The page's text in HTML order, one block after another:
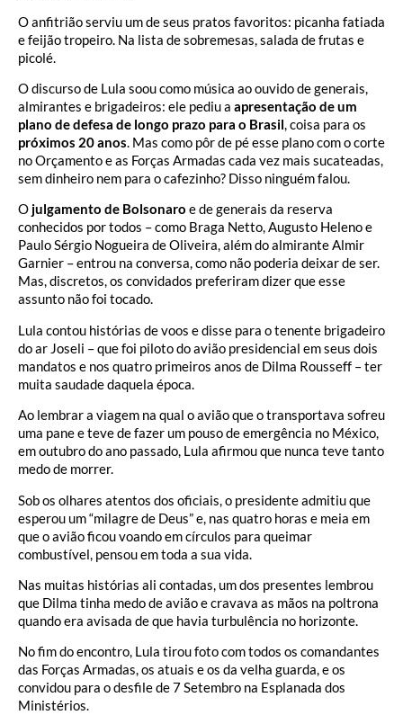
O anfitrião serviu um de seus pratos favoritos: picanha fatiada
e feijão tropeiro. Na lista de sobremesas, salada de frutas e
picolé.
O discurso de Lula soou como música ao ouvido de generais,
almirantes e brigadeiros: ele pediu a apresentação de um
plano de defesa de longo prazo para o Brasil, coisa para os
próximos 20 anos. Mas como pôr de pé esse plano com o corte
no Orçamento e as Forças Armadas cada vez mais sucateadas,
sem dinheiro nem para o cafezinho? Disso ninguém falou.
O julgamento de Bolsonaro e de generais da reserva
conhecidos por todos – como Braga Netto, Augusto Heleno e
Paulo Sérgio Nogueira de Oliveira, além do almirante Almir
Garnier – entrou na conversa, como não poderia deixar de ser.
Mas, discretos, os convidados preferiram dizer que esse
assunto não foi tocado.
Lula contou histórias de voos e disse para o tenente brigadeiro
do ar Joseli – que foi piloto do avião presidencial em seus dois
mandatos e nos quatro primeiros anos de Dilma Rousseff – ter
muita saudade daquela época.
Ao lembrar a viagem na qual o avião que o transportava sofreu
uma pane e teve de fazer um pouso de emergência no México,
em outubro do ano passado, Lula afirmou que nunca teve tanto
medo de morrer.
Sob os olhares atentos dos oficiais, o presidente admitiu que
esperou um “milagre de Deus” e, nas quatro horas e meia em
que o avião ficou voando em círculos para queimar
combustível, pensou em toda a sua vida.
Nas muitas histórias ali contadas, um dos presentes lembrou
que Dilma tinha medo de avião e cravava as mãos na poltrona
quando era avisada de que havia turbulência no horizonte.
No fim do encontro, Lula tirou foto com todos os comandantes
das Forças Armadas, os atuais e os da velha guarda, e os
convidou para o desfile de 7 Setembro na Esplanada dos
Ministérios.